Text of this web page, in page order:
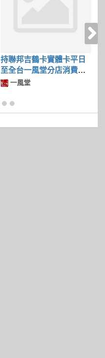
持聯邦吉鶴卡實體卡平日
至全台一風堂分店消費滿
$600可現折$50
一風堂